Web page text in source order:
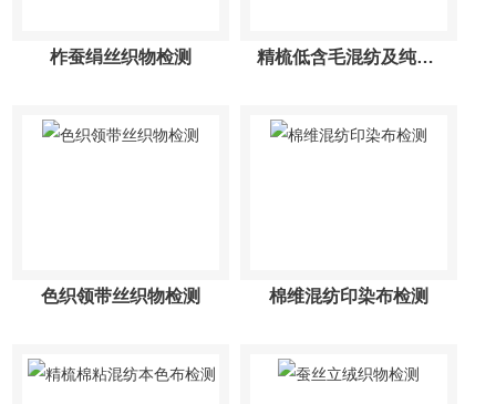
柞蚕绢丝织物检测 精梳低含毛混纺及纯化纤毛织品检测
色织领带丝织物检测 棉维混纺印染布检测